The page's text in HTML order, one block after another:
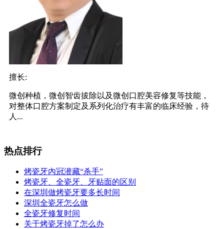
擅长:
微创种植，微创智齿拔除以及微创口腔美容修复等技能，
对整体口腔方案制定及系列化治疗有丰富的临床经验，待
人...
热点排行
烤瓷牙內冠潜藏“杀手”
烤瓷牙、全瓷牙、牙贴面的区别
在深圳做烤瓷牙要多长时间
深圳全瓷牙怎么做
全瓷牙修复时间
关于烤瓷牙掉了怎么办